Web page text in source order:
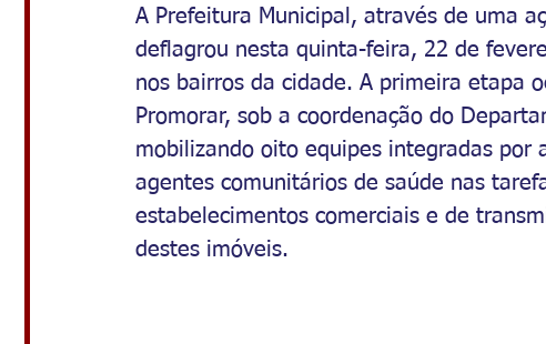
A Prefeitura Municipal, através de uma
deflagrou nesta quinta-feira, 22 de
nos bairros da cidade. A primeira etapa
Promorar, sob a coordenação do
mobilizando oito equipes integradas por
agentes comunitários de saúde nas
estabelecimentos comerciais e de
destes imóveis.